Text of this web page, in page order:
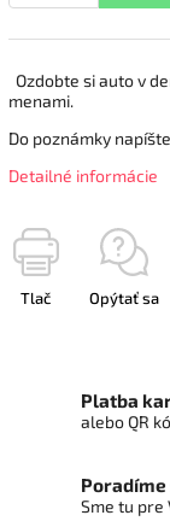
Ozdobte si auto v
menami.
Do poznámky
Detailné informácie
Tlač Opýtať sa
Platba
alebo QR
Sme tu pre